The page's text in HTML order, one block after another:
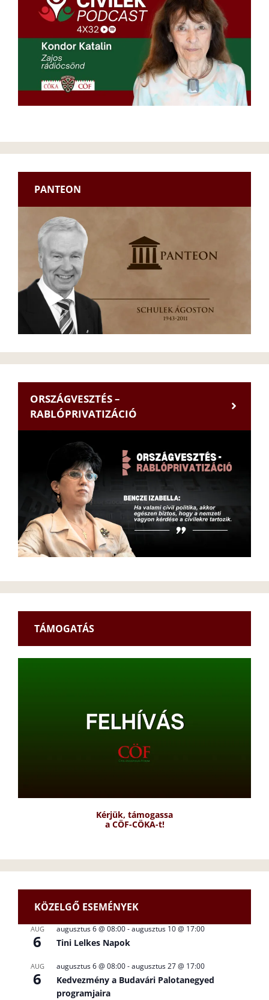
PANTEON
ORSZÁGVESZTÉS –
RABLÓPRIVATIZÁCIÓ
TÁMOGATÁS
Kérjük, támogassa
a CÖF-CÖKA-t!
KÖZELGŐ ESEMÉNYEK
AUG
6
augusztus 6 @ 08:00-augusztus 10 @ 17:00
Tini Lelkes Napok
AUG
6
augusztus 6 @ 08:00-augusztus 27 @ 17:00
Kedvezmény a Budavári Palotanegyed
programjaira